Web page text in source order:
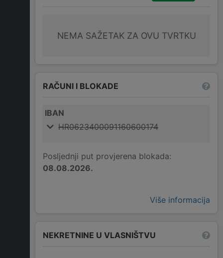
NEMA SAŽETAK ZA OVU TVRTKU
RAČUNI I BLOKADE
IBAN
HR0623400091160600174
Posljednji put provjerena blokada:
08.08.2026.
Više informacija
NEKRETNINE U VLASNIŠTVU